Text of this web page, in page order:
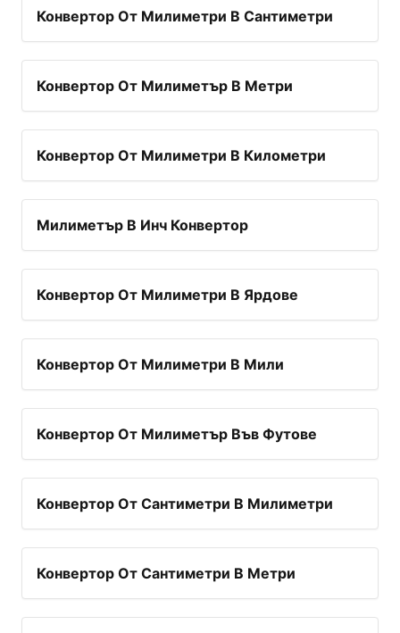
Конвертор От Милиметри В Сантиметри
Конвертор От Милиметър В Метри
Конвертор От Милиметри В Километри
Милиметър В Инч Конвертор
Конвертор От Милиметри В Ярдове
Конвертор От Милиметри В Мили
Конвертор От Милиметър Във Футове
Конвертор От Сантиметри В Милиметри
Конвертор От Сантиметри В Метри